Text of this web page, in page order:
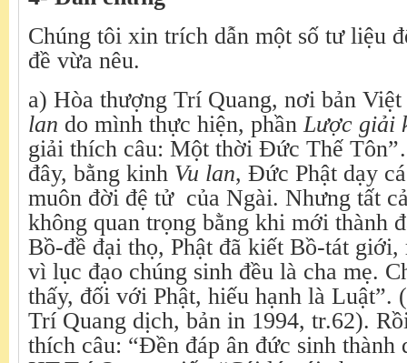
Chúng tôi xin trích dẫn một số tư liệu
đề vừa nêu.
a) Hòa thượng Trí Quang, nơi bản
lan do mình thực hiện, phầnLược giải
giải thích câu: Một thời Đức Thế
đây, bằng kinh Vu lan, Đức Phật dạy
muôn đời đệ tử của Ngài. Nhưng tất
không quan trọng bằng khi mới thành
Bồ-đề đại thọ, Phật đã kiết Bồ-tát
vì lục đạo chúng sinh đều là cha mẹ.
thấy, đối với Phật, hiếu hạnh là
Trí Quang dịch, bản in 1994, tr.62).
thích câu: “Đền đáp ân đức sinh thành